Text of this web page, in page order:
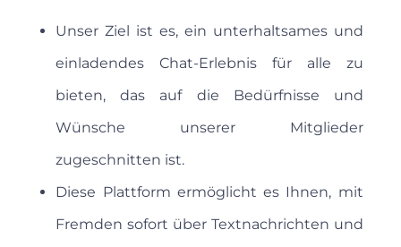
Unser Ziel ist es, ein unterhaltsames und
einladendes Chat-Erlebnis für alle zu
bieten, das auf die Bedürfnisse und
Wünsche unserer Mitglieder
zugeschnitten ist.
Diese Plattform ermöglicht es Ihnen, mit
Fremden sofort über Textnachrichten und